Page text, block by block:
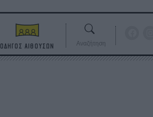
ΟΔΗΓΟΣ ΑΙΘΟΥΣΩΝ Αναζήτηση